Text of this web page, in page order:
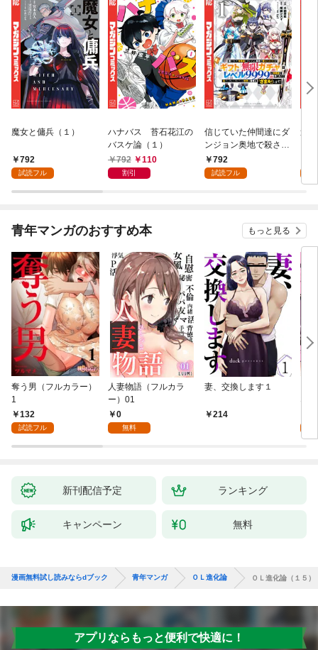
魔女と傭兵（１）
792
試読フル
ハナバス 苔石花江の
バスケ論（１）
792
110
割引
信じていた仲間達にダ
ンジョン奥地で殺され
かけたがギフト『無限
ガチャ』でレベル９９
『ざまぁ！』します！
792
試読フル
追
強
～
（
青年マンガのおすすめ本 もっと見る
奪う男（フルカラー）
1
132
試読フル
人妻物語（フルカラ
ー）01
0
無料
妻、交換します１
214
な
新刊配信予定 ランキング
キャンペーン 無料
漫画無料試し読みならdブック 青年マンガ ＯＬ進化論 ＯＬ進化論（１５）
アプリならもっと便利で快適に！